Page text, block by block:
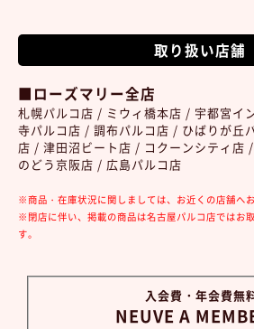
取り扱い店舗
■ローズマリー全店
札幌パルコ店 / ミウィ橋本店 / 宇都宮イ
寺パルコ店 / 調布パルコ店 / ひばりが丘
店 / 津田沼ビート店 / コクーンシティ店
のどう京阪店 / 広島パルコ店
※商品・在庫状況に関しましては、お近くの店舗へ
※閉店に伴い、掲載の商品は名古屋パルコ店ではお
す。
入会費・年会費無
NEUVE A